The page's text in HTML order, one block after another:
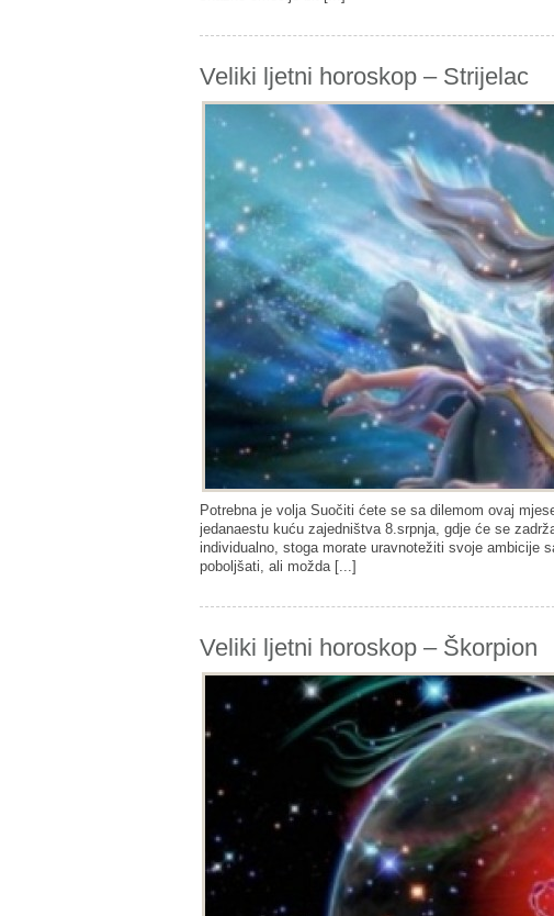
Veliki ljetni horoskop – Strijelac
Potrebna je volja Suočiti ćete se sa dilemom ovaj
jedanaestu kuću zajedništva 8.srpnja, gdje će se
individualno, stoga morate uravnotežiti svoje ambicije
poboljšati, ali možda [...]
Veliki ljetni horoskop – Škorpion